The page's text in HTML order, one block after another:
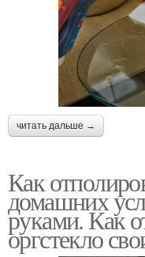
читать дальше →
Как
домашних
руками. Как
оргстекло